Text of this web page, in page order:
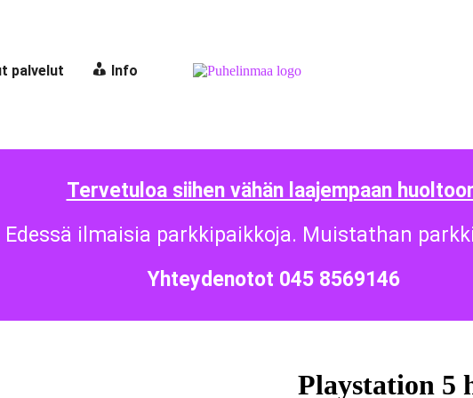
palvelut Info
Tervetuloa siihen vähän laajempaan
Edessä ilmaisia parkkipaikkoja. Muistathan
Yhteydenotot 045 8569146
Playstation 5